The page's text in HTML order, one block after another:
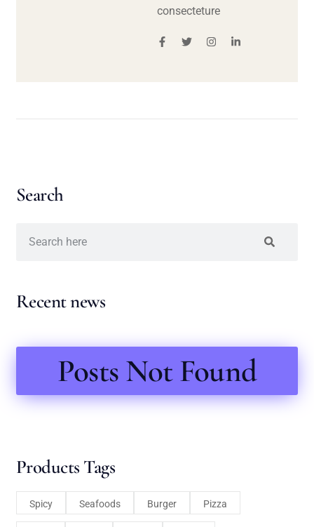
consecteture
Search
Recent news
Posts Not Found
Products Tags
Spicy Seafoods Burger Pizza